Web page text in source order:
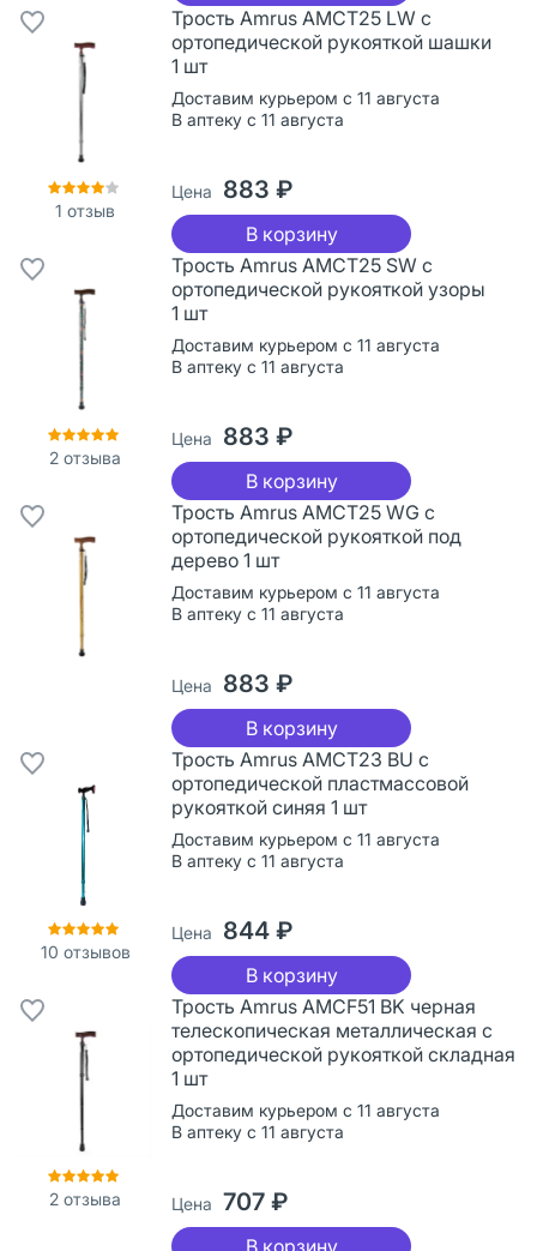
1 отзыв
Трость Amrus AMCT25 LW с
ортопедической рукояткой шашки
1 шт
Доставим курьером с 11 августа
В аптеку с 11 августа
Цена 883 ₽
В корзину
2 отзыва
Трость Amrus AMCT25 SW с
ортопедической рукояткой узоры
1 шт
Доставим курьером с 11 августа
В аптеку с 11 августа
Цена 883 ₽
В корзину
Трость Amrus AMCT25 WG с
ортопедической рукояткой под
дерево 1 шт
Доставим курьером с 11 августа
В аптеку с 11 августа
Цена 883 ₽
В корзину
10 отзывов
Трость Amrus AMCT23 BU с
ортопедической пластмассовой
рукояткой синяя 1 шт
Доставим курьером с 11 августа
В аптеку с 11 августа
Цена 844 ₽
В корзину
2 отзыва
Трость Amrus AMCF51 BK черная
телескопическая металлическая с
ортопедической рукояткой складная
1 шт
Доставим курьером с 11 августа
В аптеку с 11 августа
Цена 707 ₽
В корзину